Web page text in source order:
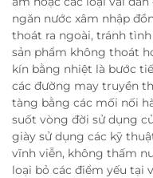
ngăn nước xâm nhập
thoát ra ngoài, tránh
sản phẩm không thoát
kín bằng nhiệt là bước
các đường may truyền
tàng bằng các mối nối
suốt vòng đời sử dụng
giày sử dụng các kỹ
vĩnh viễn, không thấm
loại bỏ các điểm yếu tại